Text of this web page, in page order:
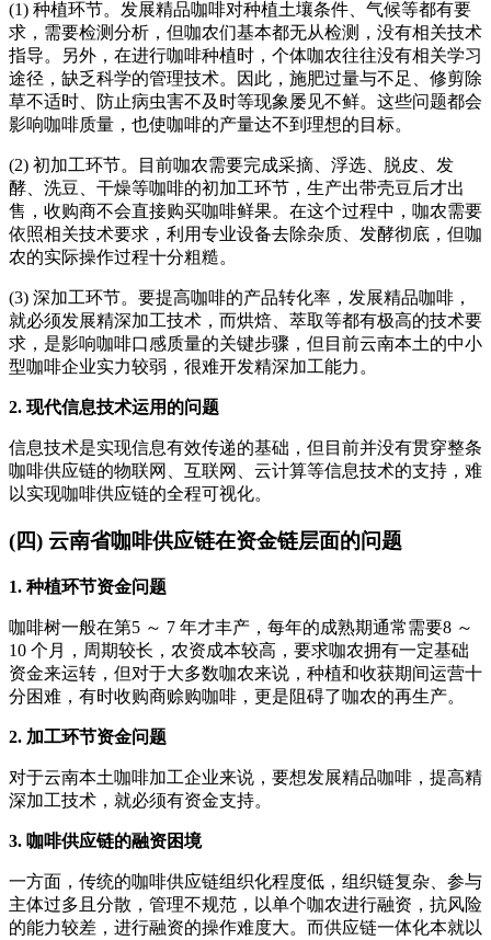
(1) 种植环节。发展精品咖啡对种植土壤条件、气候等都有要
求，需要检测分析，但咖农们基本都无从检测，没有相关技术
指导。另外，在进行咖啡种植时，个体咖农往往没有相关学习
途径，缺乏科学的管理技术。因此，施肥过量与不足、修剪除
草不适时、防止病虫害不及时等现象屡见不鲜。这些问题都会
影响咖啡质量，也使咖啡的产量达不到理想的目标。
(2) 初加工环节。目前咖农需要完成采摘、浮选、脱皮、发
酵、洗豆、干燥等咖啡的初加工环节，生产出带壳豆后才出
售，收购商不会直接购买咖啡鲜果。在这个过程中，咖农需要
依照相关技术要求，利用专业设备去除杂质、发酵彻底，但咖
农的实际操作过程十分粗糙。
(3) 深加工环节。要提高咖啡的产品转化率，发展精品咖啡，
就必须发展精深加工技术，而烘焙、萃取等都有极高的技术要
求，是影响咖啡口感质量的关键步骤，但目前云南本土的中小
型咖啡企业实力较弱，很难开发精深加工能力。
2. 现代信息技术运用的问题
信息技术是实现信息有效传递的基础，但目前并没有贯穿整条
咖啡供应链的物联网、互联网、云计算等信息技术的支持，难
以实现咖啡供应链的全程可视化。
(四) 云南省咖啡供应链在资金链层面的问题
1. 种植环节资金问题
咖啡树一般在第5 ～ 7 年才丰产，每年的成熟期通常需要8 ～
10 个月，周期较长，农资成本较高，要求咖农拥有一定基础
资金来运转，但对于大多数咖农来说，种植和收获期间运营十
分困难，有时收购商赊购咖啡，更是阻碍了咖农的再生产。
2. 加工环节资金问题
对于云南本土咖啡加工企业来说，要想发展精品咖啡，提高精
深加工技术，就必须有资金支持。
3. 咖啡供应链的融资困境
一方面，传统的咖啡供应链组织化程度低，组织链复杂、参与
主体过多且分散，管理不规范，以单个咖农进行融资，抗风险
的能力较差，进行融资的操作难度大。而供应链一体化本就以